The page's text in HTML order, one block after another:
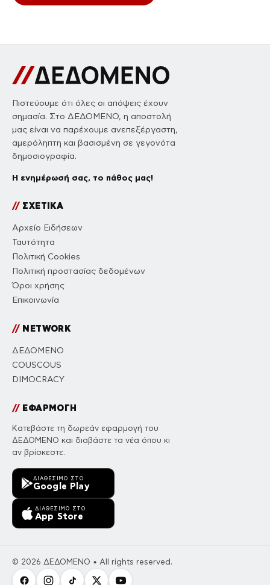
Πιστεύουμε ότι όλες οι απόψεις έχουν
σημασία. Στο ΔΕΔΟΜΕΝΟ, η αποστολή
μας είναι να παρέχουμε ανεπεξέργαστη,
αμερόληπτη και βασισμένη σε γεγονότα
δημοσιογραφία.
Η ενημέρωσή σας, το πάθος μας!
//ΣΧΕΤΙΚΑ
Αρχείο Ειδήσεων
Ταυτότητα
Πολιτική Cookies
Πολιτική προστασίας δεδομένων
Όροι χρήσης
Επικοινωνία
//NETWORK
ΔΕΔΟΜΕΝΟ
COUSCOUS
DIMOCRACY
//ΕΦΑΡΜΟΓΗ
Κατεβάστε τη δωρεάν εφαρμογή του
ΔΕΔΟΜΕΝΟ και διαβάστε τα νέα όπου κι
αν βρίσκεστε.
ΔΙΑΘΈΣΙΜΟ ΣΤΟ
Google Play
ΔΙΑΘΈΣΙΜΟ ΣΤΟ
App Store
© 2026 ΔΕΔΟΜΕΝΟ • All rights reserved.